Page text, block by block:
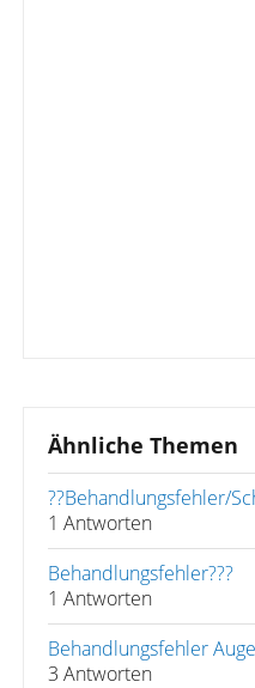
Ähnliche Themen
??Behandlungsfehler/
1 Antworten
Behandlungsfehler???
1 Antworten
Behandlungsfehler
3 Antworten